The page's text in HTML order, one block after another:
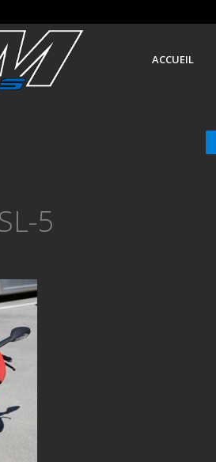
ACCUEIL
5